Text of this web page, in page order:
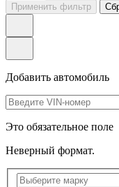
Применить фильтр
Добавить автомобиль
Это обязательное поле
Неверный формат.